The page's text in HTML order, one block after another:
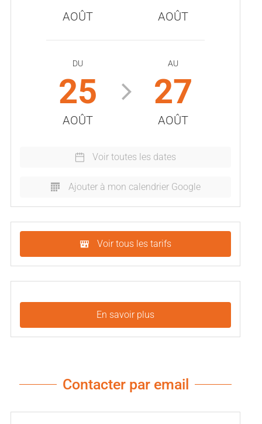
AOÛT AOÛT
DU
25
AOÛT
AU
27
AOÛT
Voir toutes les dates
Ajouter à mon calendrier Google
Voir tous les tarifs
En savoir plus
Contacter par email